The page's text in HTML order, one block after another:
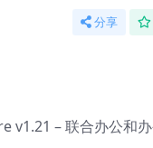
分享
v1.21 – 联合办公和